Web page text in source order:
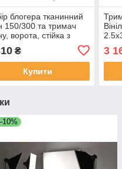
блогера тканинний
150/300 та тримач
ворота, стійка з
2.2х1,5м
₴
Купити
Фон
3